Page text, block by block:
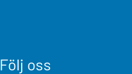
Följ oss